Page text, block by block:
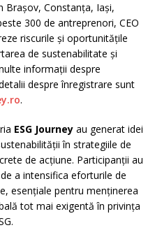
Brașov, Constanța, Iași,
300 de antreprenori, CEO
riscurile și oportunitățile
de sustenabilitate și
informații despre
despre înregistrare sunt
.
ESG Journey au generat idei
în strategiile de
de acțiune. Participanții au
a intensifica eforturile de
esențiale pentru menținerea
tot mai exigentă în privința